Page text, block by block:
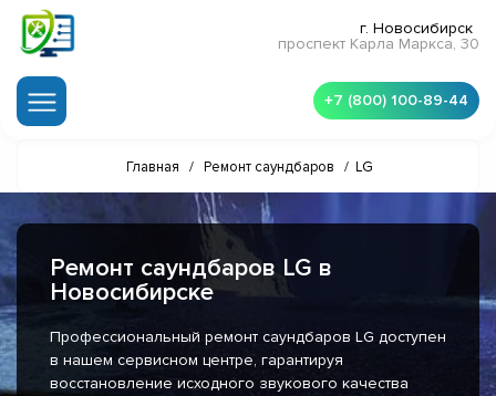
г. Новосибирск
проспект Карла Маркса, 30
+7 (800) 100-89-44
Главная / Ремонт саундбаров / LG
Ремонт саундбаров LG в
Новосибирске
Профессиональный ремонт саундбаров LG доступен
в нашем сервисном центре, гарантируя
восстановление исходного звукового качества